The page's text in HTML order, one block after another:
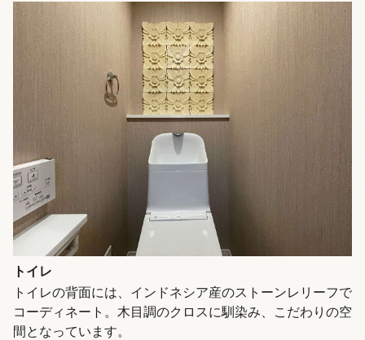
トイレ
トイレの背面には、インドネシア産のストーンレリーフで
コーディネート。木目調のクロスに馴染み、こだわりの空
間となっています。